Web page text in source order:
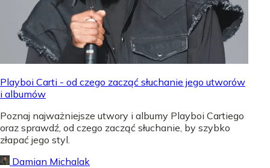
Playboi Carti - od czego zacząć słuchanie jego utworów
i albumów
Poznaj najważniejsze utwory i albumy Playboi Cartiego
oraz sprawdź, od czego zacząć słuchanie, by szybko
złapać jego styl.
Damian Michalak